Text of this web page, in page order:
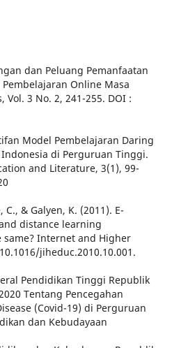
dan Peluang Pemanfaatan
Online Masa
Vol. 3 No. 2, 241-255. DOI :
Model Pembelajaran Daring
di Perguruan Tinggi.
and Literature, 3(1), 99-
C., & Galyen, K. (2011). E-
distance learning
Internet and Higher
jiheduc.2010.10.001.
Pendidikan Tinggi Republik
Tentang Pencegahan
(Covid-19) di Perguruan
dan Kebudayaan